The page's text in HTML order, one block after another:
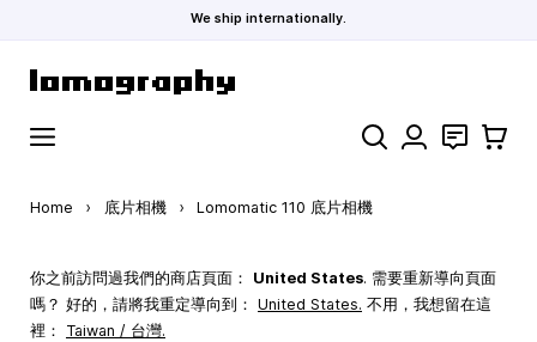
We ship internationally.
Search 聯絡 購物車
Home › 底片相機 › Lomomatic 110 底片相機
你之前訪問過我們的商店頁面： United States. 需要重新導向頁面
嗎？ 好的，請將我重定導向到： United States. 不用，我想留在這
裡： Taiwan / 台灣.